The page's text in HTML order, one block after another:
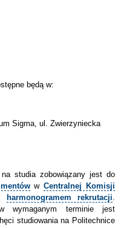
będą w:
Sigma, ul. Zwierzyniecka
studia zobowiązany jest do
wCentralnej Komisji
harmonogramem rekrutacji.
wymaganym terminie jest
studiowania na Politechnice